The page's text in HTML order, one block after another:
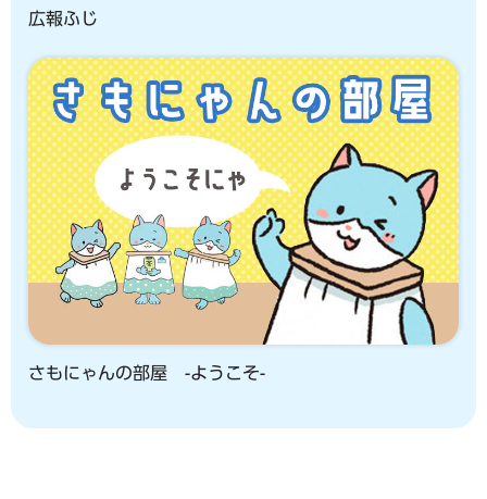
広報ふじ
さもにゃんの部屋 -ようこそ-